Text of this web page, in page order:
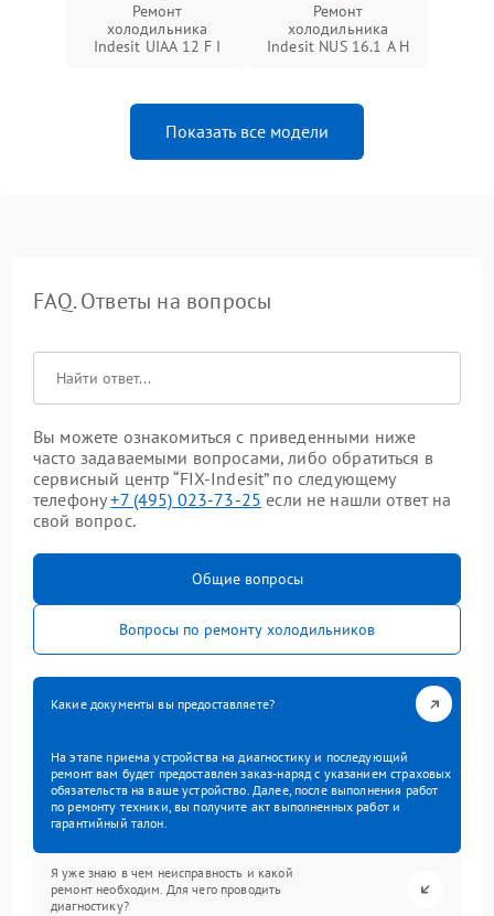
Ремонт
холодильника
Indesit UIAA 12 F I
Ремонт
холодильника
Indesit NUS 16.1 A H
Показать все модели
FAQ. Ответы на вопросы
Вы можете ознакомиться с приведенными ниже
часто задаваемыми вопросами, либо обратиться в
сервисный центр “FIX-Indesit” по следующему
телефону+7 (495) 023-73-25 если не нашли ответ на
свой вопрос.
Общие вопросы
Вопросы по ремонту холодильников
Какие документы вы предоставляете?
На этапе приема устройства на диагностику и последующий
ремонт вам будет предоставлен заказ-наряд с указанием страховых
обязательств на ваше устройство. Далее, после выполнения работ
по ремонту техники, вы получите акт выполненных работ и
гарантийный талон.
Я уже знаю в чем неисправность и какой
ремонт необходим. Для чего проводить
диагностику?